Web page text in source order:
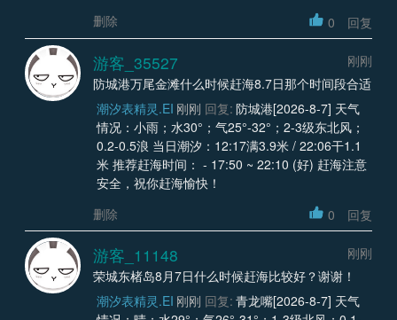
删除
0 回复
游客_35527
刚刚
防城港万尾金滩什么时候赶海8.7日那个时间段合适
潮汐表精灵.EI 刚刚 回复: 防城港[2026-8-7] 天气
情况：小雨；水30°；气25°-32°；2-3级东北风；
0.2-0.5浪 当日潮汐：12:17满3.9米 / 22:06干1.1
米 推荐赶海时间： - 17:50 ~ 22:10 (好) 赶海注意
安全，祝你赶海愉快！
删除
0 回复
游客_11148
刚刚
荣城东楮岛8月7日什么时候赶海比较好？谢谢！
潮汐表精灵.EI 刚刚 回复: 青龙嘴[2026-8-7] 天气